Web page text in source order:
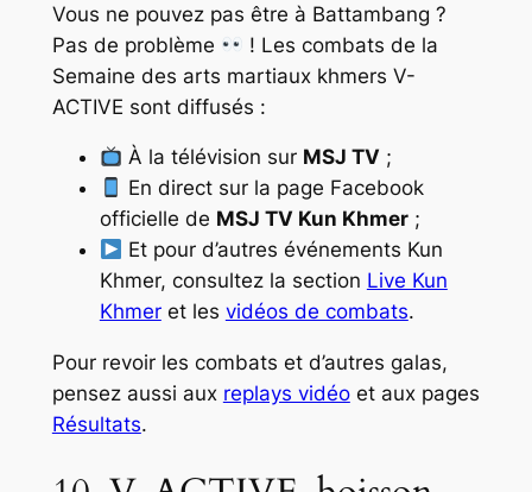
Vous ne pouvez pas être à Battambang ?
Pas de problème
! Les combats de la
Semaine des arts martiaux khmers V-
ACTIVE sont diffusés :
À la télévision sur MSJ TV ;
En direct sur la page Facebook
officielle de MSJ TV Kun Khmer;
Et pour d’autres événements Kun
Khmer, consultez la section Live Kun
Khmeret les vidéos de combats.
Pour revoir les combats et d’autres galas,
pensez aussi aux replays vidéoet aux pages
Résultats.